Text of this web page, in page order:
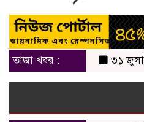
তাজা খবর : ৩১ জুলাই